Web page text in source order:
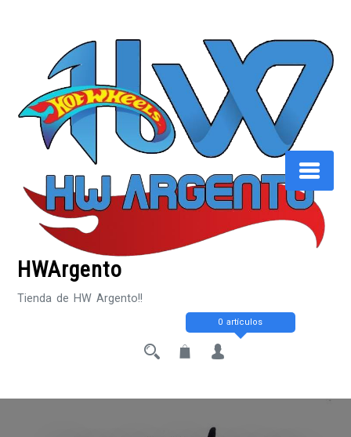
HWArgento
Tienda de HW Argento!!
0 artículos